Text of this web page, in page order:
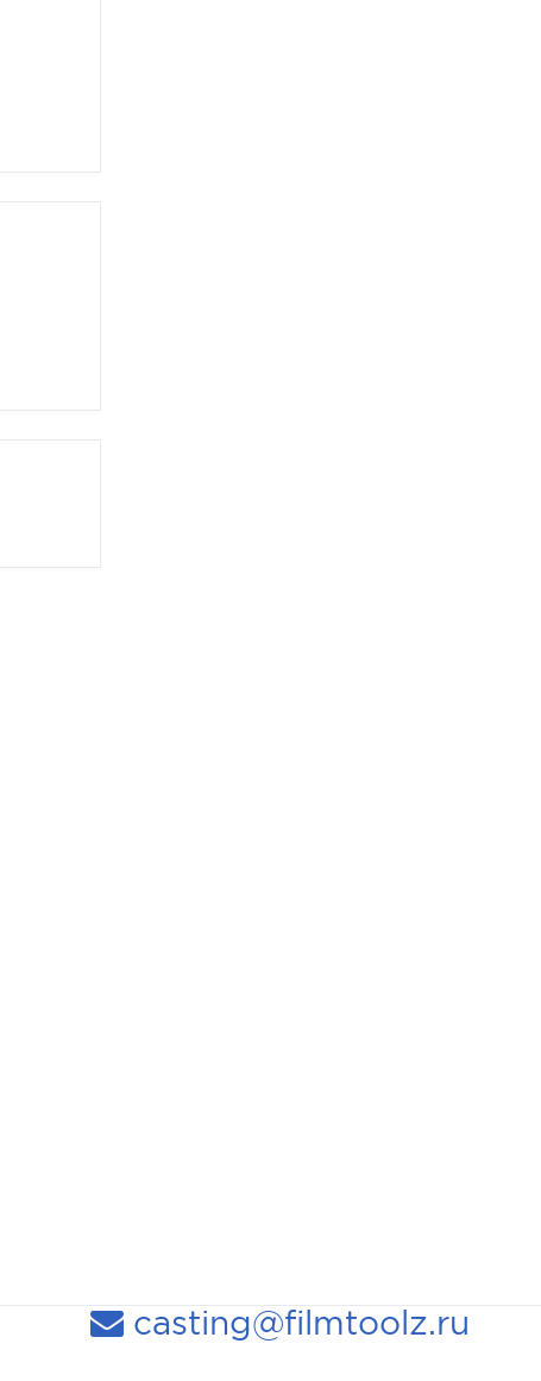
casting@filmtoolz.ru